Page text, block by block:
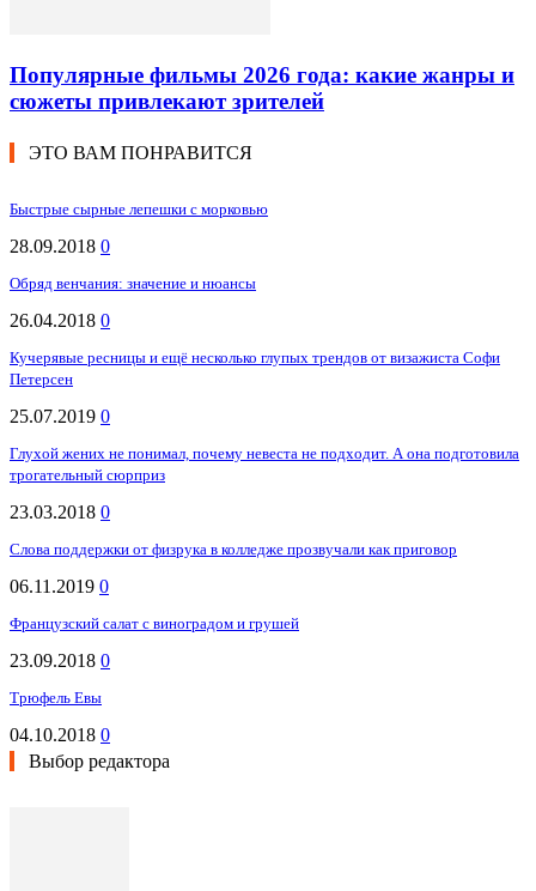
Популярные фильмы 2026 года: какие жанры и
сюжеты привлекают зрителей
ЭТО ВАМ ПОНРАВИТСЯ
Быстрые сырные лепешки с морковью
28.09.2018 0
Обряд венчания: значение и нюансы
26.04.2018 0
Кучерявые ресницы и ещё несколько глупых трендов от визажиста Софи
Петерсен
25.07.2019 0
Глухой жених не понимал, почему невеста не подходит. А она подготовила
трогательный сюрприз
23.03.2018 0
Слова поддержки от физрука в колледже прозвучали как приговор
06.11.2019 0
Французский салат с виноградом и грушей
23.09.2018 0
Трюфель Евы
04.10.2018 0
Выбор редактора